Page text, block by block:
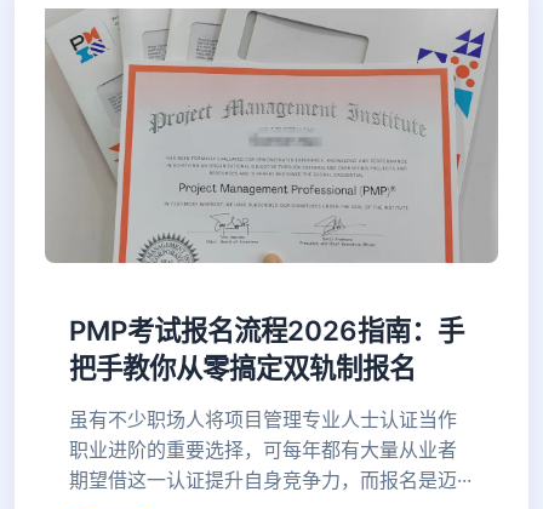
PMP考试报名流程2026指南：手
把手教你从零搞定双轨制报名
虽有不少职场人将项目管理专业人士认证当作
职业进阶的重要选择，可每年都有大量从业者
期望借这一认证提升自身竞争力，而报名是迈···